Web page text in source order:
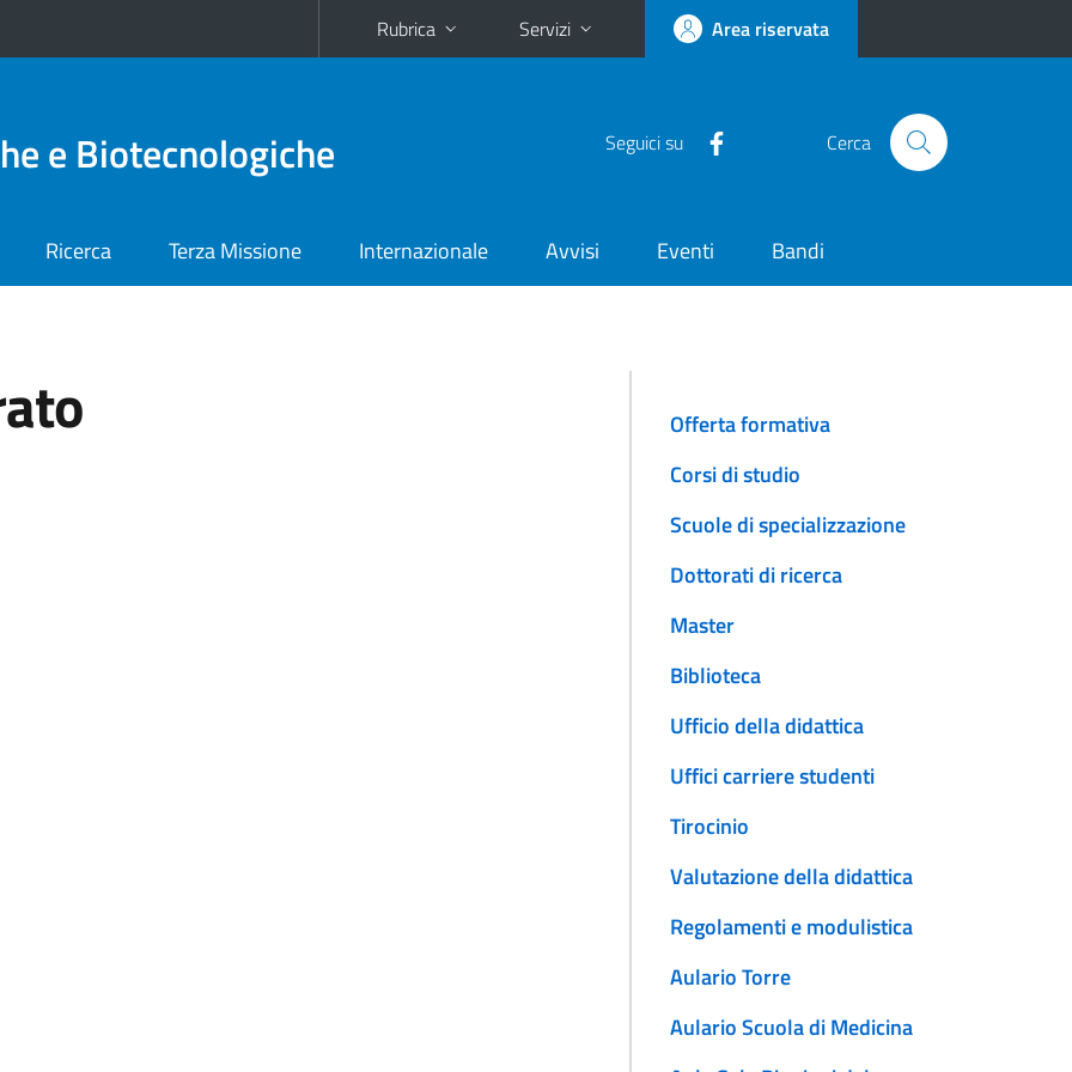
Rubrica Servizi Area riservata
e Biotecnologiche Seguici su Cerca
Ricerca Terza Missione Internazionale Avvisi Eventi Bandi
Offerta formativa
Corsi di studio
Scuole di specializzazione
Dottorati di ricerca
Master
Biblioteca
Ufficio della didattica
Uffici carriere studenti
Tirocinio
Valutazione della didattica
Regolamenti e modulistica
Aulario Torre
Aulario Scuola di Medicina